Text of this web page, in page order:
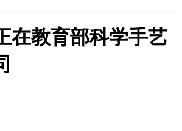
在教育部科学手艺